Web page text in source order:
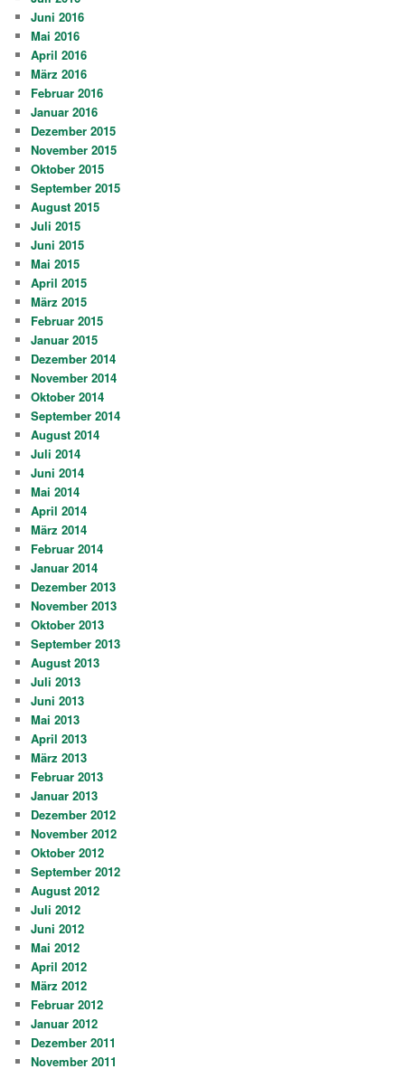
Juni 2016
Mai 2016
April 2016
März 2016
Februar 2016
Januar 2016
Dezember 2015
November 2015
Oktober 2015
September 2015
August 2015
Juli 2015
Juni 2015
Mai 2015
April 2015
März 2015
Februar 2015
Januar 2015
Dezember 2014
November 2014
Oktober 2014
September 2014
August 2014
Juli 2014
Juni 2014
Mai 2014
April 2014
März 2014
Februar 2014
Januar 2014
Dezember 2013
November 2013
Oktober 2013
September 2013
August 2013
Juli 2013
Juni 2013
Mai 2013
April 2013
März 2013
Februar 2013
Januar 2013
Dezember 2012
November 2012
Oktober 2012
September 2012
August 2012
Juli 2012
Juni 2012
Mai 2012
April 2012
März 2012
Februar 2012
Januar 2012
Dezember 2011
November 2011